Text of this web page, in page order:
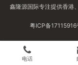
鑫隆源国际专注提供香港
粤ICP备
电话